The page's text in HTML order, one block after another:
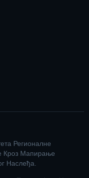
Регионалне
Кроз Мапирање
Наслеђа.